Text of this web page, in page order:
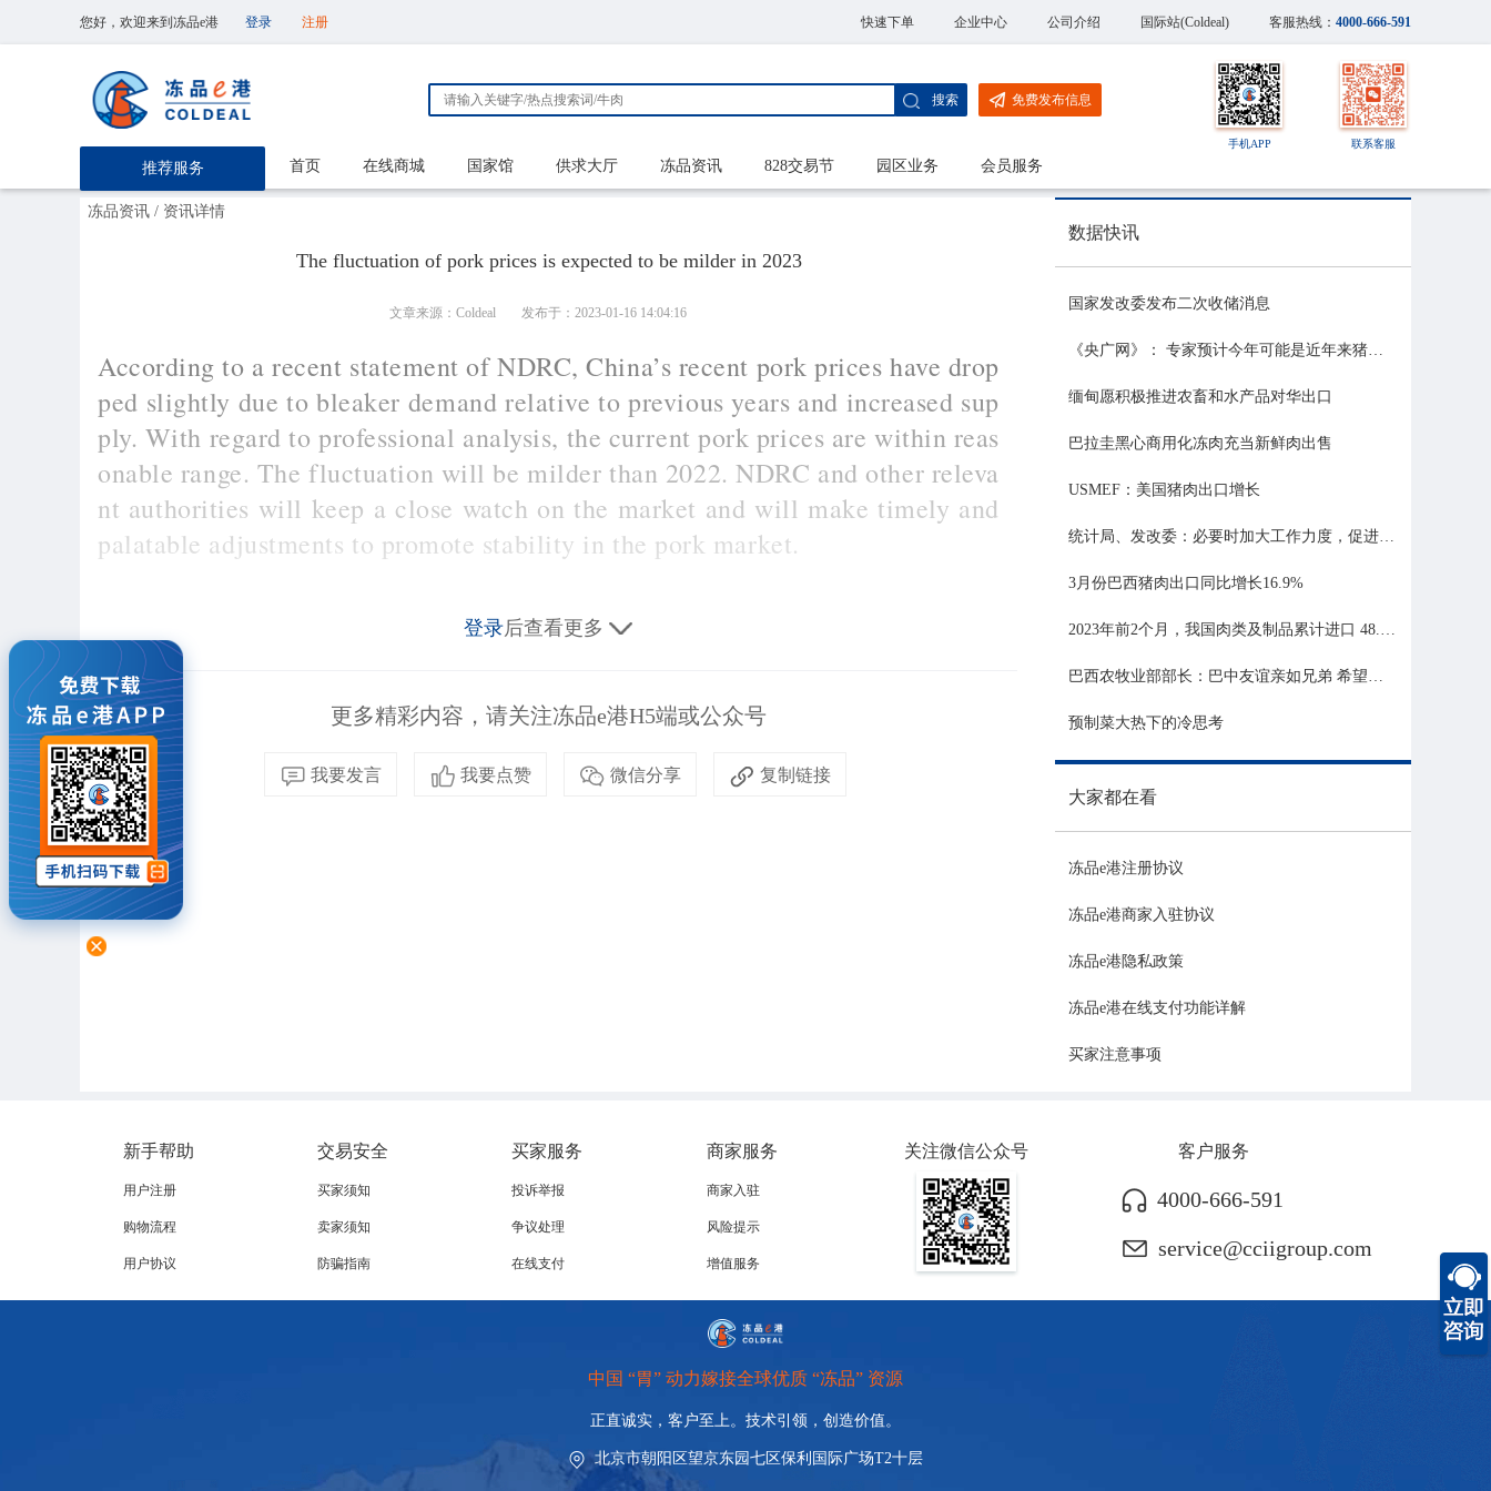
您好，欢迎来到冻品e港 登录 注册 快速下单 企业中心 公司介绍 国际站(Coldeal) 客服热线： 4000-666-591
推荐服务
搜索 免费发布信息
手机APP 联系客服
首页 在线商城 国家馆 供求大厅 冻品资讯 828交易节 园区业务 会员服务
冻品资讯 / 资讯详情
The fluctuation of pork prices is expected to be milder in 2023
文章来源：Coldeal 发布于：2023-01-16 14:04:16
According to a recent statement of NDRC, China’s recent pork prices have drop
ped slightly due to bleaker demand relative to previous years and increased sup
ply. With regard to professional analysis, the current pork prices are within reas
onable range. The fluctuation will be milder than 2022. NDRC and other releva
nt authorities will keep a close watch on the market and will make timely and
palatable adjustments to promote stability in the pork market.
登录后查看更多
更多精彩内容，请关注冻品e港H5端或公众号
我要发言 我要点赞 微信分享 复制链接
数据快讯
国家发改委发布二次收储消息
《央广网》： 专家预计今年可能是近年来猪价最稳的一年
缅甸愿积极推进农畜和水产品对华出口
巴拉圭黑心商用化冻肉充当新鲜肉出售
USMEF：美国猪肉出口增长
统计局、发改委：必要时加大工作力度，促进生猪市场平稳运行
3月份巴西猪肉出口同比增长16.9%
2023年前2个月，我国肉类及制品累计进口 48.06 亿美元，同比增长 21.81%
巴西农牧业部部长：巴中友谊亲如兄弟 希望与中国深化农业合作
预制菜大热下的冷思考
大家都在看
冻品e港注册协议
冻品e港商家入驻协议
冻品e港隐私政策
冻品e港在线支付功能详解
买家注意事项
新手帮助
用户注册
购物流程
用户协议
交易安全
买家须知
卖家须知
防骗指南
买家服务
投诉举报
争议处理
在线支付
商家服务
商家入驻
风险提示
增值服务
关注微信公众号 客户服务
4000-666-591
service@cciigroup.com
中国 “胃” 动力嫁接全球优质 “冻品” 资源
正直诚实，客户至上。技术引领， 创造价值。
北京市朝阳区望京东园七区保利国际广场T2十层